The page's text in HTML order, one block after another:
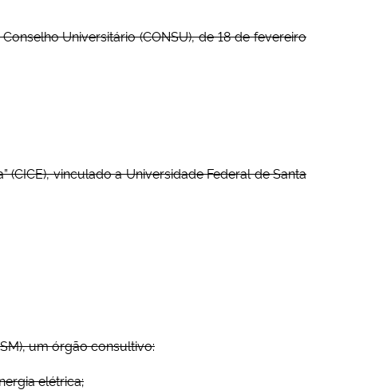
Universitário (CONSU), de 18 de fevereiro
vinculado a Universidade Federal de Santa
um órgão consultivo:
elétrica;